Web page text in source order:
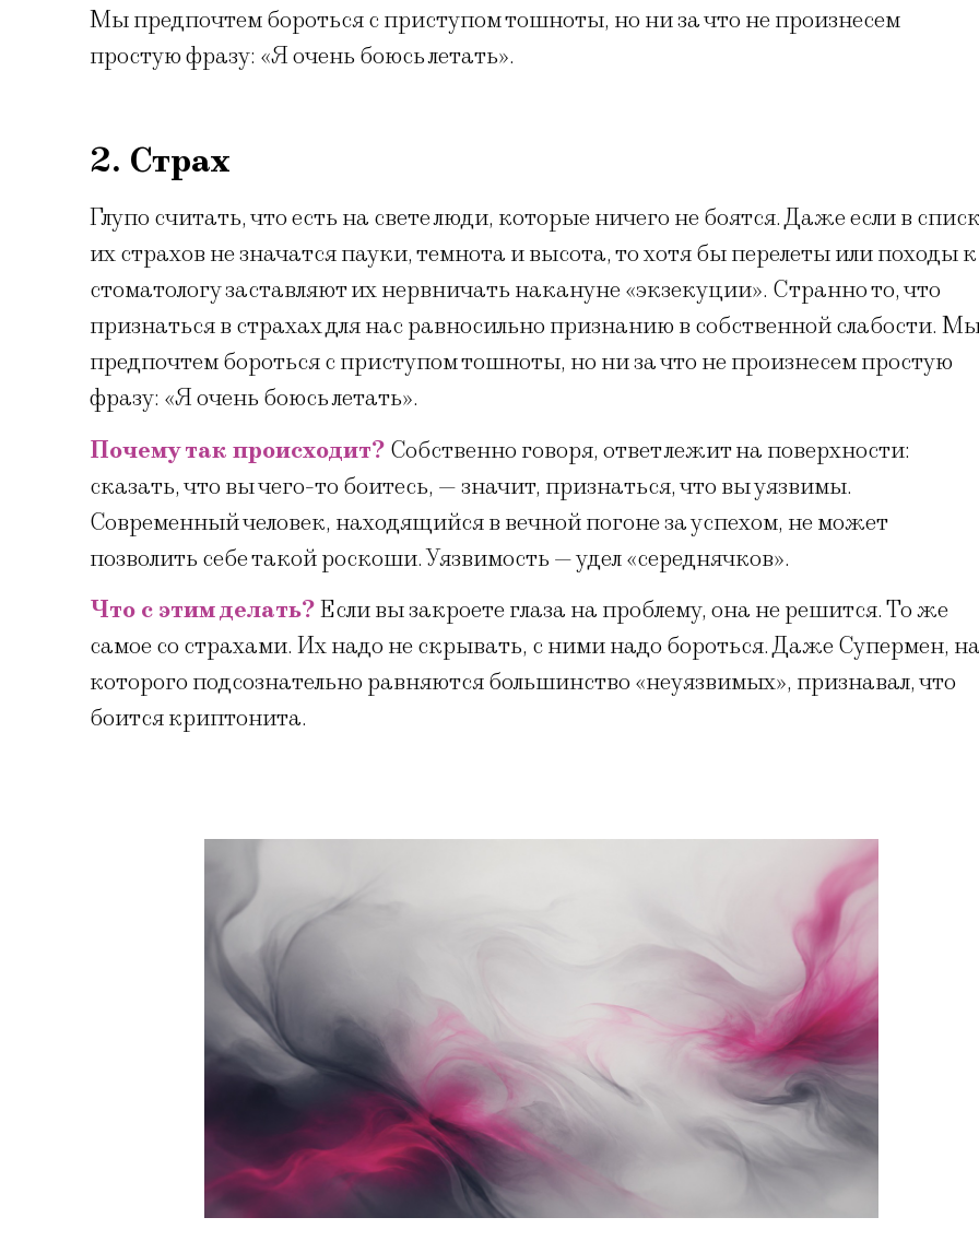
Мы предпочтем бороться с приступом тошноты, но ни за что не произнесем
простую фразу: «Я очень боюсь летать».
2. Страх
Глупо считать, что есть на свете люди, которые ничего не боятся. Даже если в
их страхов не значатся пауки, темнота и высота, то хотя бы перелеты или походы к
стоматологу заставляют их нервничать накануне «экзекуции». Странно то, что
признаться в страхах для нас равносильно признанию в собственной слабости.
предпочтем бороться с приступом тошноты, но ни за что не произнесем простую
фразу: «Я очень боюсь летать».
Почему так происходит? Собственно говоря, ответ лежит на поверхности:
сказать, что вы чего-то боитесь, — значит, признаться, что вы уязвимы.
Современный человек, находящийся в вечной погоне за успехом, не может
позволить себе такой роскоши. Уязвимость — удел «середнячков».
Что с этим делать?Если вы закроете глаза на проблему, она не решится. То же
самое со страхами. Их надо не скрывать, с ними надо бороться. Даже Супермен,
которого подсознательно равняются большинство «неуязвимых», признавал, что
боится криптонита.